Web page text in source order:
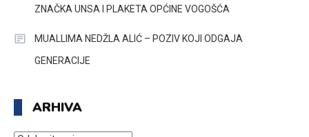
ZNAČKA UNSA I PLAKETA OPĆINE VOGOŠĆA
MUALLIMA NEDŽLA ALIĆ – POZIV KOJI ODGAJA
GENERACIJE
ARHIVA